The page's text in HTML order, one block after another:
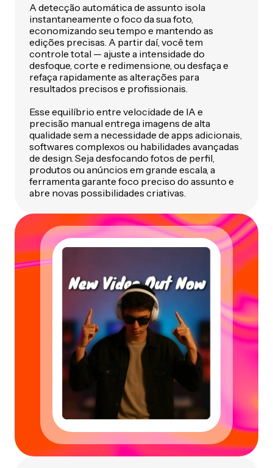
A detecção automática de assunto isola
instantaneamente o foco da sua foto,
economizando seu tempo e mantendo as
edições precisas. A partir daí, você tem
controle total — ajuste a intensidade do
desfoque, corte e redimensione, ou desfaça e
refaça rapidamente as alterações para
resultados precisos e profissionais.
Esse equilíbrio entre velocidade de IA e
precisão manual entrega imagens de alta
qualidade sem a necessidade de apps adicionais,
softwares complexos ou habilidades avançadas
de design. Seja desfocando fotos de perfil,
produtos ou anúncios em grande escala, a
ferramenta garante foco preciso do assunto e
abre novas possibilidades criativas.